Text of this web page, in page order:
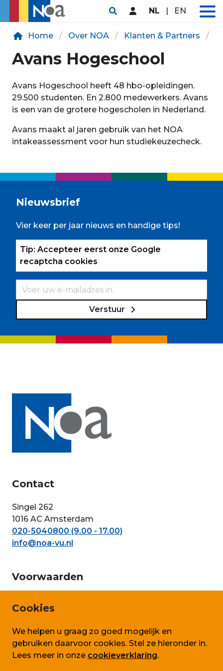
NL | EN
Home Over NOA Klanten & Partners
Avans Hogeschool
Avans Hogeschool heeft 48 hbo-opleidingen.
29.500 studenten. En 2.800 medewerkers. Avans
is een van de grotere hogescholen in Nederland.
Avans maakt al jaren gebruik van het NOA
intakeassessment voor hun studiekeuzecheck.
Nieuwsbrief
Vier keer per jaar nieuws en handige tips!
Tip: Accepteer eerst onze Google
recaptcha cookies
Verstuur
Contact
Singel 262
1016 AC Amsterdam
020-5040800 (9.00 - 17.00)
info@noa-vu.nl
Voorwaarden
Algemene voorwaarden SLA
Cookies
We helpen u graag zo goed mogelijk en
gebruiken daarvoor cookies. Stel ze hieronder in.
Lees meer in onze cookieverklaring.